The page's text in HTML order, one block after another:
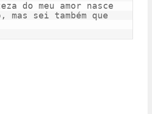
do meu amor nasce
sei também que